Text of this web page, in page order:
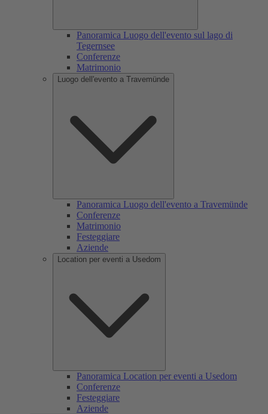
Panoramica Luogo dell'evento sul lago di
Tegernsee
Conferenze
Matrimonio
Luogo dell'evento a Travemünde
Panoramica Luogo dell'evento a Travemünde
Conferenze
Matrimonio
Festeggiare
Aziende
Location per eventi a Usedom
Panoramica Location per eventi a Usedom
Conferenze
Festeggiare
Aziende